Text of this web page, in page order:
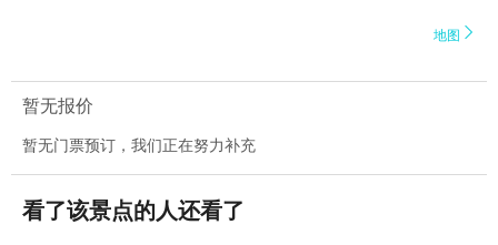
地图 
暂无报价
暂无门票预订，我们正在努力补充
看了该景点的人还看了